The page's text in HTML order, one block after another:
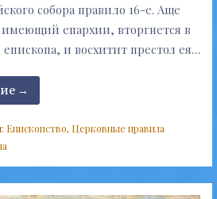
собора правило 16-е. Аще
епархии, вторгнется в
и восхитит престол ея…
→
Епископство, Церковные правила